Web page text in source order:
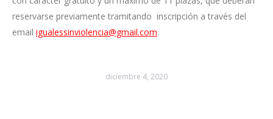
reservarse previamente tramitando inscripción a través del
email igualessinviolencia@gmail.com.
diciembre 4, 2020